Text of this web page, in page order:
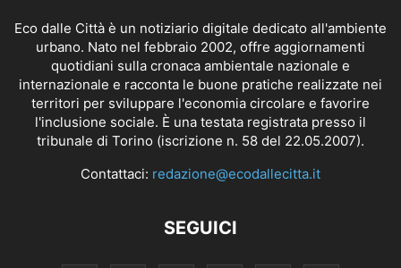
Eco dalle Città è un notiziario digitale dedicato all'ambiente
urbano. Nato nel febbraio 2002, offre aggiornamenti
quotidiani sulla cronaca ambientale nazionale e
internazionale e racconta le buone pratiche realizzate nei
territori per sviluppare l'economia circolare e favorire
l'inclusione sociale. È una testata registrata presso il
tribunale di Torino (iscrizione n. 58 del 22.05.2007).
Contattaci: redazione@ecodallecitta.it
SEGUICI